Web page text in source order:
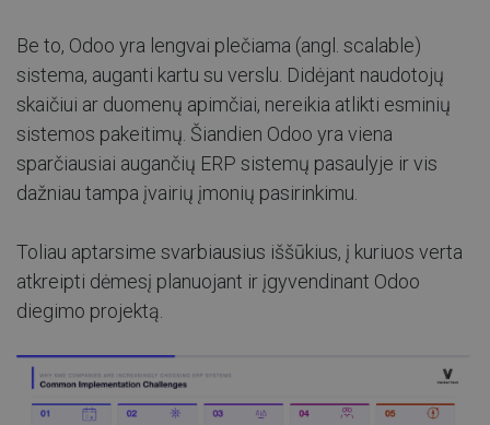
Be to, Odoo yra lengvai plečiama (angl. scalable)
sistema, auganti kartu su verslu. Didėjant naudotojų
skaičiui ar duomenų apimčiai, nereikia atlikti esminių
sistemos pakeitimų. Šiandien Odoo yra viena
sparčiausiai augančių ERP sistemų pasaulyje ir vis
dažniau tampa įvairių įmonių pasirinkimu.
Toliau aptarsime svarbiausius iššūkius, į kuriuos verta
atkreipti dėmesį planuojant ir įgyvendinant Odoo
diegimo projektą.